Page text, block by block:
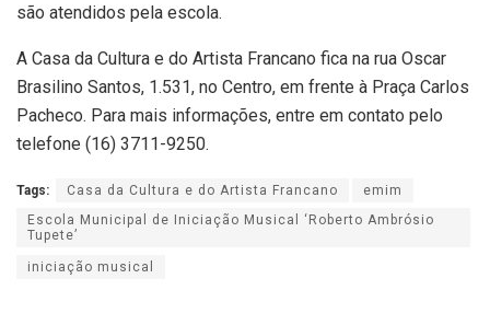
são atendidos pela escola.
A Casa da Cultura e do Artista Francano fica na rua Oscar
Brasilino Santos, 1.531, no Centro, em frente à Praça Carlos
Pacheco. Para mais informações, entre em contato pelo
telefone (16) 3711-9250.
Tags: Casa da Cultura e do Artista Francano
emim
Escola Municipal de Iniciação Musical ‘Roberto Ambrósio
Tupete’
iniciação musical